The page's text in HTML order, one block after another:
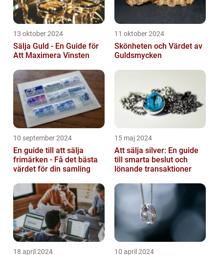
13 oktober 2024
Sälja Guld - En Guide för
Att Maximera Vinsten
11 oktober 2024
Skönheten och Värdet av
Guldsmycken
10 september 2024
En guide till att sälja
frimärken - Få det bästa
värdet för din samling
15 maj 2024
Att sälja silver: En guide
till smarta beslut och
lönande transaktioner
18 april 2024 10 april 2024